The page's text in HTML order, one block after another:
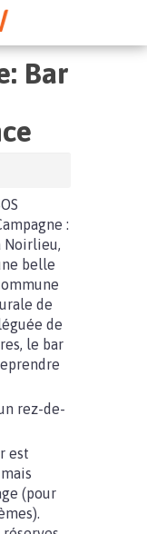
Bar
:
Noirlieu,
belle
de
de
le bar
rez-de-
est
(pour